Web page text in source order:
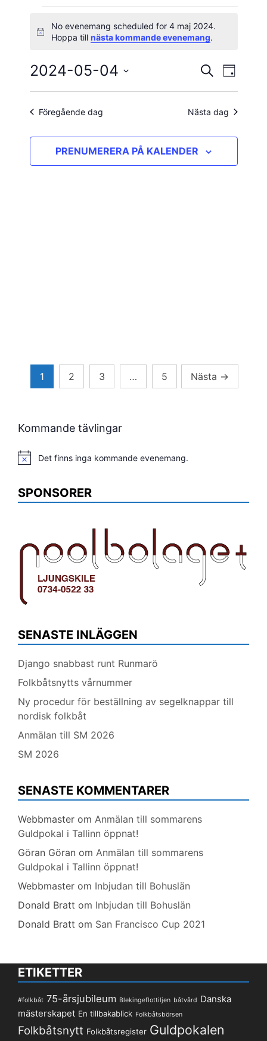
Evenemang
4
maj
2024
Notis
No evenemang scheduled for 4 maj 2024.
Hoppa till nästa kommande evenemang.
Search
and
Views
SÖK DAG
2024-05-04
Välj
Föregående dag Nästa dag
PRENUMERERA PÅ KALENDER
Sidnumrering
1 2 3 … 5 Nästa →
Kommande tävlingar
Notis Det finns inga kommande evenemang.
SPONSORER
SENASTE INLÄGGEN
Django snabbast runt Runmarö
Folkbåtsnytts vårnummer
Ny procedur för beställning av segelknappar till
nordisk folkbåt
Anmälan till SM 2026
SM 2026
SENASTE KOMMENTARER
Webbmaster om Anmälan till sommarens
Guldpokal i Tallinn öppnat!
Göran Göran om Anmälan till sommarens
Guldpokal i Tallinn öppnat!
Webbmaster om Inbjudan till Bohuslän
Donald Bratt om Inbjudan till Bohuslän
Donald Bratt om San Francisco Cup 2021
ETIKETTER
#folkbåt 75-årsjubileum Blekingeflottiljen båtvård Danska
mästerskapet En tillbakablick Folkbåtsbörsen
Folkbåtsnytt Folkbåtsregister Guldpokalen